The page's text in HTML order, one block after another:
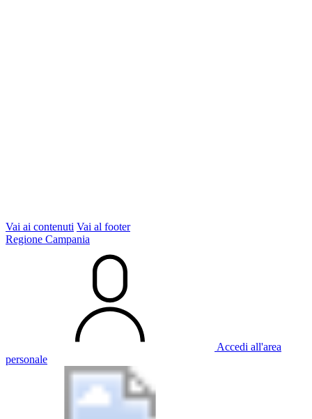
Vai ai contenuti Vai al footer
Regione Campania
Accedi all'area
personale